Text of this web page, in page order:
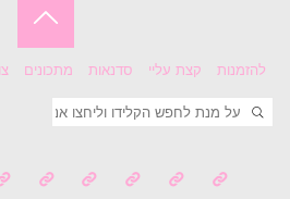
להזמנות קצת עליי סדנאות מתכונים
חיפוש